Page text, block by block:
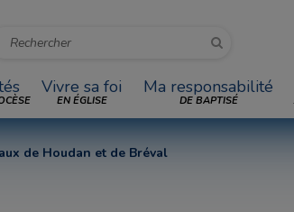
Vivre sa foi
EN ÉGLISE
Ma responsabilité
DE BAPTISÉ
de Houdan et de Bréval